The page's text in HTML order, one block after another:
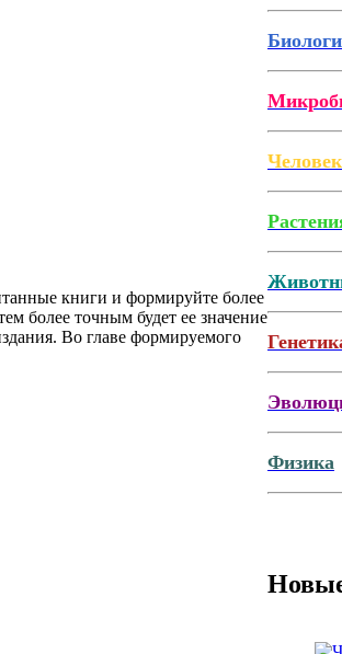
книги и формируйте более
более точным будет ее значение
Во главе формируемого
Человек
Физика